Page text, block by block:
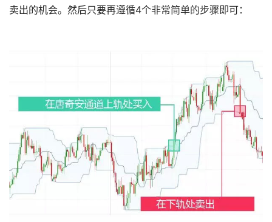
卖出的机会。然后只要再遵循4个非常简单的步骤即可：